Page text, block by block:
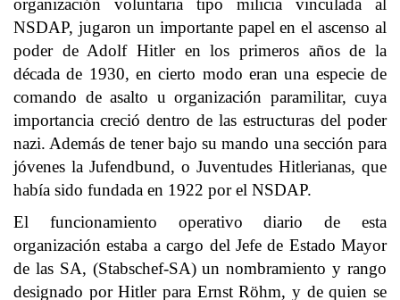
organización voluntaria tipo milicia vinculada al
NSDAP, jugaron un importante papel en el ascenso al
poder de Adolf Hitler en los primeros años de la
década de 1930, en cierto modo eran una especie de
comando de asalto u organización paramilitar, cuya
importancia creció dentro de las estructuras del poder
nazi. Además de tener bajo su mando una sección para
jóvenes la Jufendbund, o Juventudes Hitlerianas, que
había sido fundada en 1922 por el NSDAP.
El funcionamiento operativo diario de esta
organización estaba a cargo del Jefe de Estado Mayor
de las SA, (Stabschef-SA) un nombramiento y rango
designado por Hitler para Ernst Röhm, y de quien se